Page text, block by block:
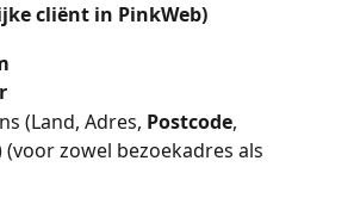
cliënt in PinkWeb)
(Land, Adres, Postcode,
(voor zowel bezoekadres als